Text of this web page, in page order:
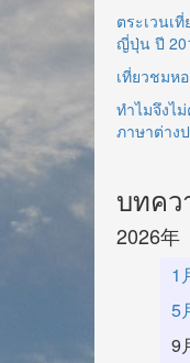
ตระเวนเ
ญี่ปุ่น ปี
เที่ยวชมห
ทำไมจึงไ
ภาษาต่าง
บทคว
2026年
1
5
9